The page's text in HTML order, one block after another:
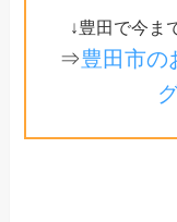
↓豊田で今ま
⇒豊田市の